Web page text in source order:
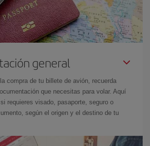
general
compra de tu billete de avión, recuerda
que necesitas para volar. Aquí
requieres visado, pasaporte, seguro o
según el origen y el destino de tu